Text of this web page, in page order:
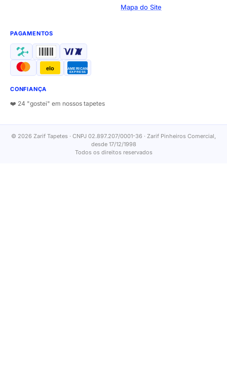
Mapa do Site
PAGAMENTOS
elo AMERICAN
EXPRESS
CONFIANÇA
❤️ 24 "gostei" em nossos tapetes
© 2026 Zarif Tapetes · CNPJ 02.897.207/0001-36 · Zarif Pinheiros Comercial,
desde 17/12/1998
Todos os direitos reservados